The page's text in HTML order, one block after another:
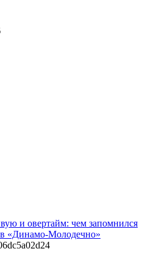
и овертайм: чем запомнился
«Динамо-Молодечно»